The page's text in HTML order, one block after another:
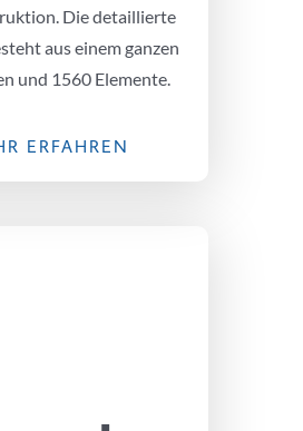
Die detaillierte
aus einem ganzen
und 1560 Elemente.
ERFAHREN